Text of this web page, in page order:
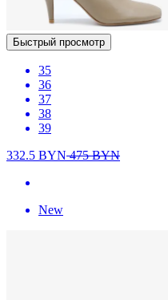
Быстрый просмотр
35
36
37
38
39
332.5 BYN475BYN
New